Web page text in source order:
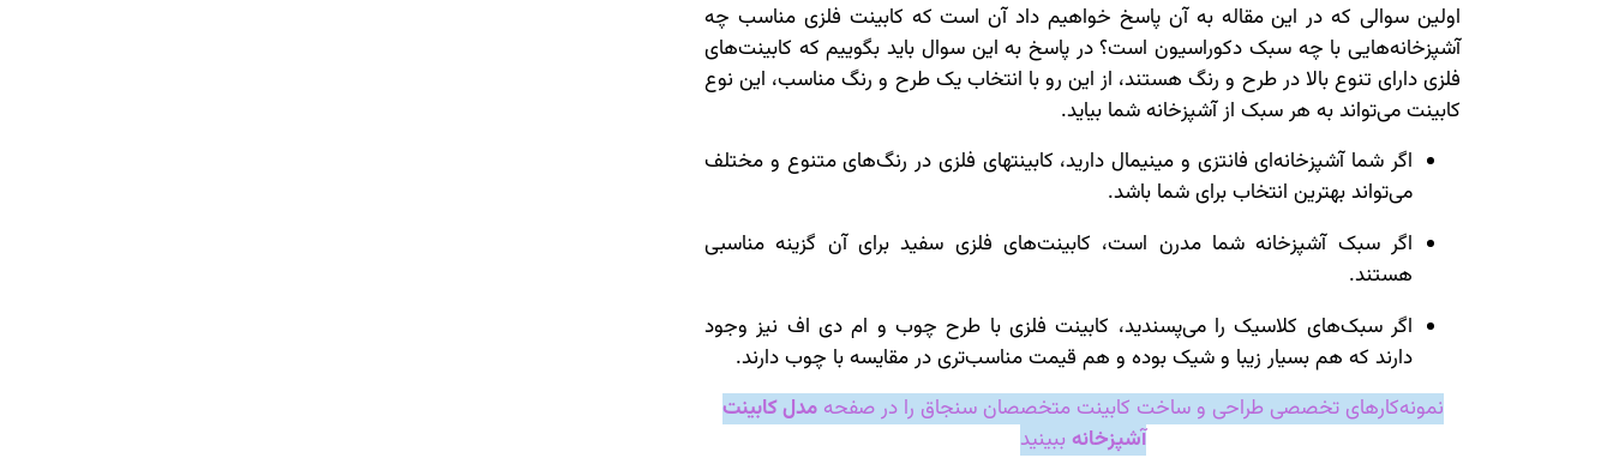
اولین سوالی که در این مقاله به آن پاسخ خواهیم داد آن است که کابینت فلزی مناسب چه
آشپزخانه‌هایی با چه سبک دکوراسیون است؟ در پاسخ به این سوال باید بگوییم که کابینت‌های
فلزی دارای تنوع بالا در طرح و رنگ هستند، از این رو با انتخاب یک طرح و رنگ مناسب، این نوع
کابینت می‌تواند به هر سبک از آشپزخانه شما بیاید.
اگر شما آشپزخانه‌ای فانتزی و مینیمال دارید، کابینتهای فلزی در رنگ‌های متنوع و مختلف
می‌تواند بهترین انتخاب برای شما باشد.
اگر سبک آشپزخانه شما مدرن است، کابینت‌های فلزی سفید برای آن گزینه مناسبی
هستند.
اگر سبک‌های کلاسیک را می‌پسندید، کابینت فلزی با طرح چوب و ام دی اف نیز وجود
دارند که هم بسیار زیبا و شیک بوده و هم قیمت مناسب‌تری در مقایسه با چوب دارند.
نمونه‌کارهای تخصصی طراحی و ساخت کابینت متخصصان سنجاق را در صفحهمدل کابینت
آشپزخانه ببینید